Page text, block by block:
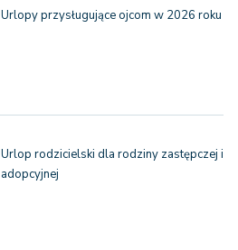
Urlopy przysługujące ojcom w 2026 roku
Urlop rodzicielski dla rodziny zastępczej i
adopcyjnej